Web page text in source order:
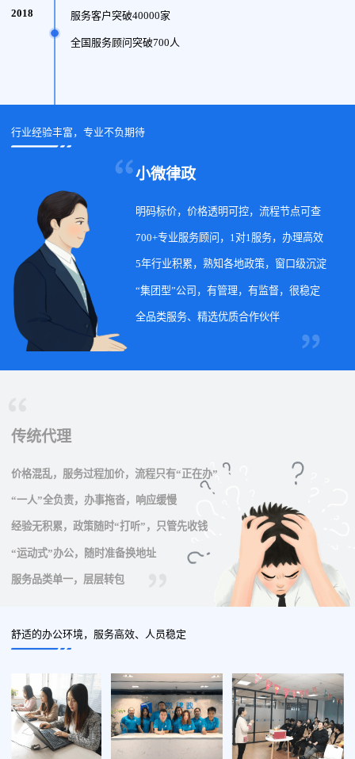
2018 服务客户突破40000家
全国服务顾问突破700人
行业经验丰富，专业不负期待
小微律政
明码标价，价格透明可控，流程节点可查
700+专业服务顾问，1对1服务，办理高效
5年行业积累，熟知各地政策，窗口级沉淀
“集团型”公司，有管理，有监督，很稳定
全品类服务、精选优质合作伙伴
传统代理
价格混乱，服务过程加价，流程只有“正在办”
“一人”全负责，办事拖沓，响应缓慢
经验无积累，政策随时“打听”，只管先收钱
“运动式”办公，随时准备换地址
服务品类单一，层层转包
舒适的办公环境，服务高效、人员稳定